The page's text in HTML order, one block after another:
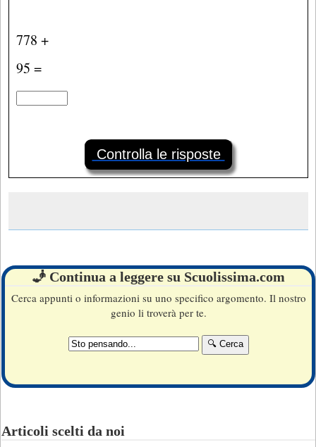
778 +
95 =
Controlla le risposte
🧞 Continua a leggere su Scuolissima.com
Cerca appunti o informazioni su uno specifico argomento. Il nostro
genio li troverà per te.
Articoli scelti da noi